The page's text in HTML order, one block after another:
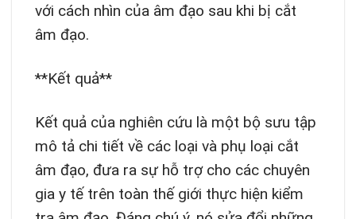
với cách nhìn của âm đạo sau khi bị cắt
âm đạo.
**Kết quả**
Kết quả của nghiên cứu là một bộ sưu tập
mô tả chi tiết về các loại và phụ loại cắt
âm đạo, đưa ra sự hỗ trợ cho các chuyên
gia y tế trên toàn thế giới thực hiện kiểm